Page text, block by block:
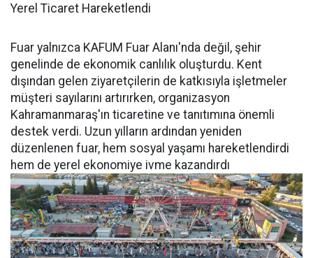
Yerel Ticaret Hareketlendi
Fuar yalnızca KAFUM Fuar Alanı'nda değil, şehir
genelinde de ekonomik canlılık oluşturdu. Kent
dışından gelen ziyaretçilerin de katkısıyla işletmeler
müşteri sayılarını artırırken, organizasyon
Kahramanmaraş'ın ticaretine ve tanıtımına önemli
destek verdi. Uzun yılların ardından yeniden
düzenlenen fuar, hem sosyal yaşamı hareketlendirdi
hem de yerel ekonomiye ivme kazandırdı